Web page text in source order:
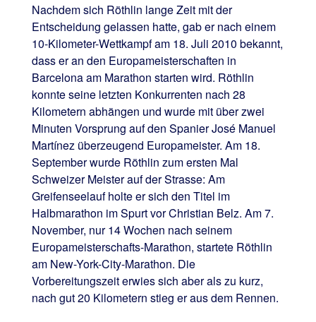
Nachdem sich Röthlin lange Zeit mit der
Entscheidung gelassen hatte, gab er nach einem
10-Kilometer-Wettkampf am 18. Juli 2010 bekannt,
dass er an den Europameisterschaften in
Barcelona am Marathon starten wird. Röthlin
konnte seine letzten Konkurrenten nach 28
Kilometern abhängen und wurde mit über zwei
Minuten Vorsprung auf den Spanier José Manuel
Martínez überzeugend Europameister. Am 18.
September wurde Röthlin zum ersten Mal
Schweizer Meister auf der Strasse: Am
Greifenseelauf holte er sich den Titel im
Halbmarathon im Spurt vor Christian Belz. Am 7.
November, nur 14 Wochen nach seinem
Europameisterschafts-Marathon, startete Röthlin
am New-York-City-Marathon. Die
Vorbereitungszeit erwies sich aber als zu kurz,
nach gut 20 Kilometern stieg er aus dem Rennen.